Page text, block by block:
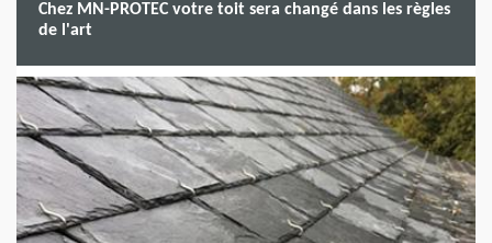
Chez MN-PROTEC votre toit sera changé dans les règles
de l'art